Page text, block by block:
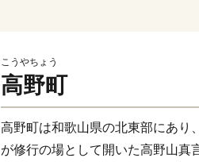
こうやちょう
高野町
高野町は和歌山県の北東部にあり
が修行の場として開いた高野山真